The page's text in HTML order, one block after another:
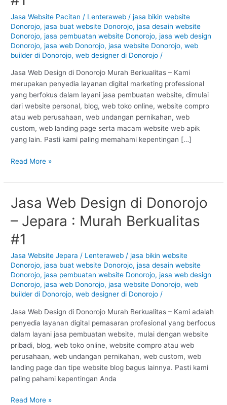
Jasa Website Pacitan / Lenteraweb /jasa bikin website
Donorojo,jasa buat website Donorojo,jasa desain website
Donorojo,jasa pembuatan website Donorojo,jasa web design
Donorojo,jasa web Donorojo,jasa website Donorojo,web
builder di Donorojo,web designer di Donorojo /
Jasa Web Design di Donorojo Murah Berkualitas – Kami
merupakan penyedia layanan digital marketing professional
yang berfokus dalam layani jasa pembuatan website, dimulai
dari website personal, blog, web toko online, website compro
atau web perusahaan, web undangan pernikahan, web
custom, web landing page serta macam website web apik
yang lain. Pasti kami paling memahami kepentingan […]
Donorojo
–
Pacitan
:
Murah
Berkualitas
#1
Read More »
Jasa Web Design di Donorojo
– Jepara : Murah Berkualitas
#1
Jasa Website Jepara / Lenteraweb/jasa bikin website
Donorojo,jasa buat website Donorojo,jasa desain website
Donorojo,jasa pembuatan website Donorojo,jasa web design
Donorojo,jasa web Donorojo,jasa website Donorojo,web
builder di Donorojo,web designer di Donorojo /
Jasa Web Design di Donorojo Murah Berkualitas – Kami adalah
penyedia layanan digital pemasaran profesional yang berfocus
dalam layani jasa pembuatan website, mulai dengan website
pribadi, blog, web toko online, website compro atau web
perusahaan, web undangan pernikahan, web custom, web
landing page dan tipe website blog bagus lainnya. Pasti kami
paling pahami kepentingan Anda
Jasa
Web
Design
di
Donorojo
–
Jepara
:
Murah
Berkualitas
#1
Read More »